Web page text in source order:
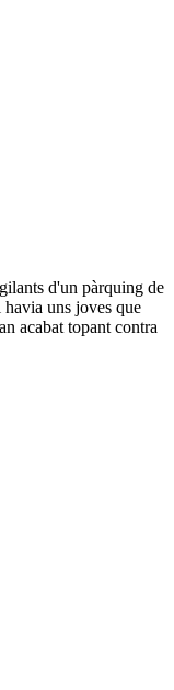
d'un pàrquing de
uns joves que
acabat topant contra